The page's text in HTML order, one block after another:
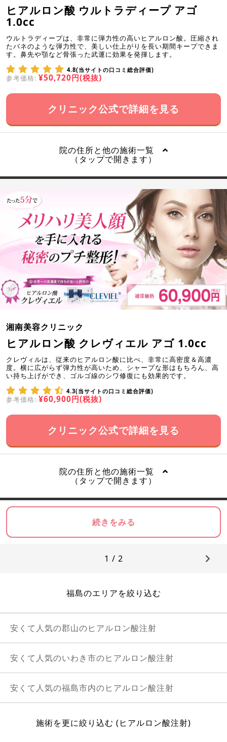
ヒアルロン酸 ウルトラディープ アゴ
1.0cc
ウルトラディープは、非常に弾力性の高いヒアルロン酸。圧縮され
たバネのような弾力性で、美しい仕上がりを長い期間キープできま
す。鼻先や顎など骨張った武運に効果を発揮します。
4.8(当サイトの口コミ総合評価)
参考価格: ¥50,720円(税抜)
クリニック公式で詳細を見る
院の住所と他の施術一覧
（タップで開きます）
湘南美容クリニック
ヒアルロン酸 クレヴィエル アゴ 1.0cc
クレヴィルは、従来のヒアルロン酸に比べ、非常に高密度＆高濃
度。横に広がらず弾力性が高いため、シャープな形はもちろん、高
い持ち上げができ、ゴルゴ線のシワ修復にも効果的です。
4.3(当サイトの口コミ総合評価)
参考価格: ¥60,900円(税抜)
クリニック公式で詳細を見る
院の住所と他の施術一覧
（タップで開きます）
続きをみる
1 / 2
福島のエリアを絞り込む
安くて人気の郡山のヒアルロン酸注射
安くて人気のいわき市のヒアルロン酸注射
安くて人気の福島市内のヒアルロン酸注射
施術を更に絞り込む (ヒアルロン酸注射)